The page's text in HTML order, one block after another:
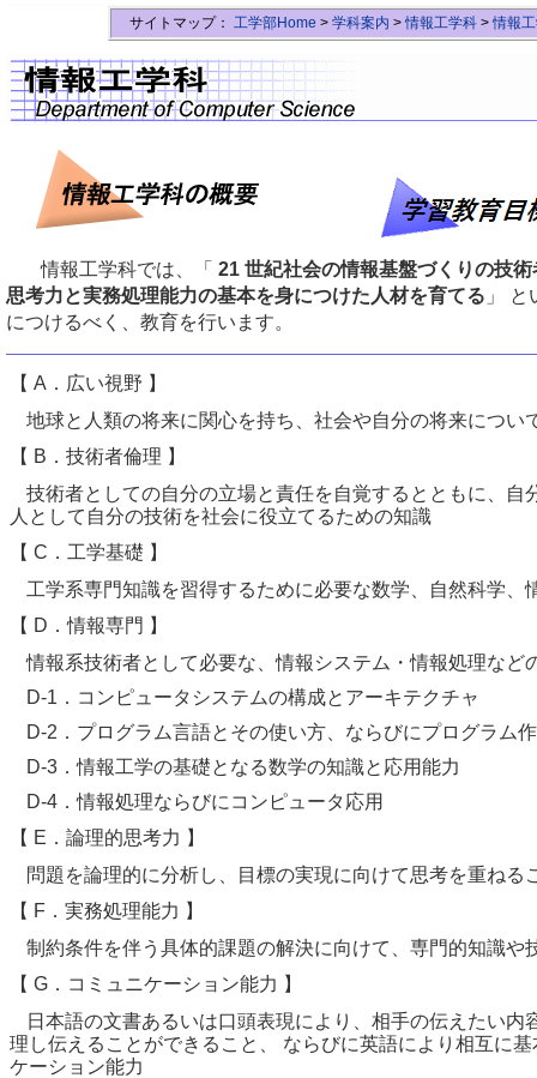
サイトマップ： 工学部Home > 学科案内 >情報工学科 >情報
情報工学科では、「21 世紀社会の情報基盤づくりの技
思考力と実務処理能力の基本を身につけた人材を育てる 」
につけるべく、教育を行います。
【 A．広い視野 】
地球と人類の将来に関心を持ち、社会や自分の将来につい
【 B．技術者倫理 】
技術者としての自分の立場と責任を自覚するとともに、
人として自分の技術を社会に役立てるための知識
【 C．工学基礎 】
工学系専門知識を習得するために必要な数学、自然科学、
【 D．情報専門 】
情報系技術者として必要な、情報システム・情報処理など
D-1．コンピュータシステムの構成とアーキテクチャ
D-2．プログラム言語とその使い方、ならびにプログラム
D-3．情報工学の基礎となる数学の知識と応用能力
D-4．情報処理ならびにコンピュータ応用
【 E．論理的思考力 】
問題を論理的に分析し、目標の実現に向けて思考を重ねる
【 F．実務処理能力 】
制約条件を伴う具体的課題の解決に向けて、専門的知識や
【 G．コミュニケーション能力 】
日本語の文書あるいは口頭表現により、相手の伝えたい
理し伝えることができること、 ならびに英語により相互に
ケーション能力